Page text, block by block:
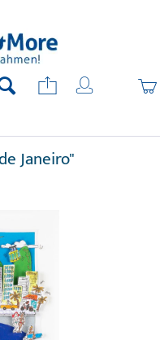
Janeiro"